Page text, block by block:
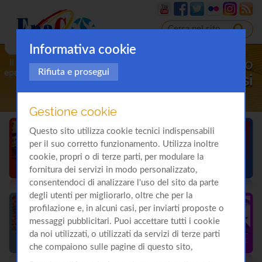
Il sito
Cirrosi
Informativa cookie
Rifiuta e prosegui
Gestione cookie
Questo sito utilizza cookie tecnici indispensabili
per il suo corretto funzionamento. Utilizza inoltre
cookie, propri o di terze parti, per modulare la
fornitura dei servizi in modo personalizzato,
consentendoci di analizzare l'uso del sito da parte
degli utenti per migliorarlo, oltre che per la
profilazione e, in alcuni casi, per inviarti proposte o
messaggi pubblicitari. Puoi accettare tutti i cookie
da noi utilizzati, o utilizzati da servizi di terze parti
che compaiono sulle pagine di questo sito,
premendo il pulsante "Accetta tutti i cookie"